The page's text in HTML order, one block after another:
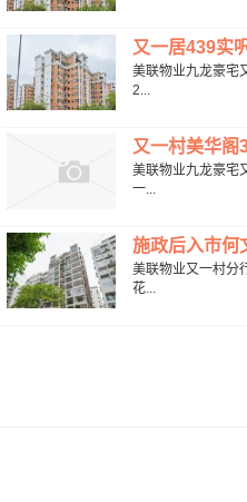
又一居439实
美联物业九龙豪宅
2...
又一村美华阁
美联物业九龙豪宅
一...
施政后入市何
美联物业又一村分
花...